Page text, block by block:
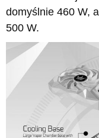
domyślnie 460 W,
500 W.